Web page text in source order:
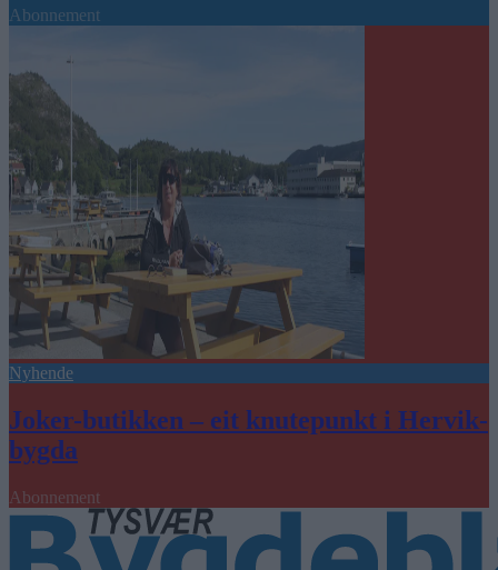
Abonnement
Nyhende
Joker-butikken – eit knutepunkt i Hervik-
bygda
Abonnement